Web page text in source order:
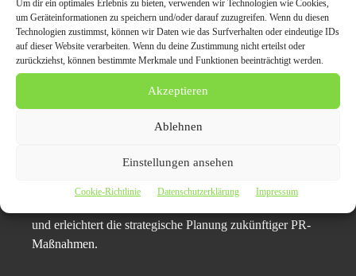
Um dir ein optimales Erlebnis zu bieten, verwenden wir Technologien wie Cookies,
um Geräteinformationen zu speichern und/oder darauf zuzugreifen. Wenn du diesen
Technologien zustimmst, können wir Daten wie das Surfverhalten oder eindeutige IDs
auf dieser Website verarbeiten. Wenn du deine Zustimmung nicht erteilst oder
zurückziehst, können bestimmte Merkmale und Funktionen beeinträchtigt werden.
Akzeptieren
Ablehnen
Einstellungen ansehen
Cookie-Richtlinie Datenschutzerklärung Impressum
Werbekampagnen bleiben veröffentlichte Inhalte
dauerhaft indexiert und erzeugen langfristige Sichtbarkeit.
Unternehmen erhalten:
direkte Links zu allen Veröffentlichungen
langfristige Google-Präsenz
und erleichtert die strategische Planung zukünftiger PR-
Maßnahmen.